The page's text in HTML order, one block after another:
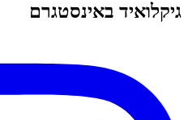
גיקלואיד באינסטגרם